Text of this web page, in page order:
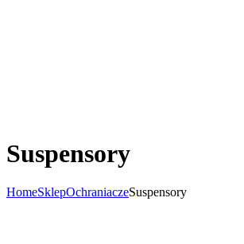
Suspensory
HomeSklepOchraniaczeSuspensory